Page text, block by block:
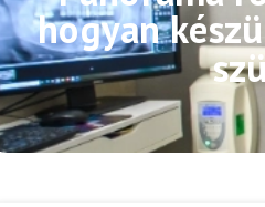
hogyan